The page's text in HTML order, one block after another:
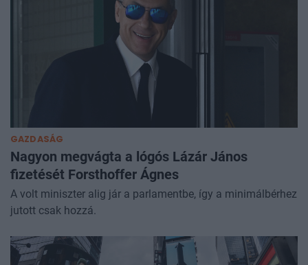
GAZDASÁG
Nagyon megvágta a lógós Lázár János
fizetését Forsthoffer Ágnes
A volt miniszter alig jár a parlamentbe, így a minimálbérhez
jutott csak hozzá.